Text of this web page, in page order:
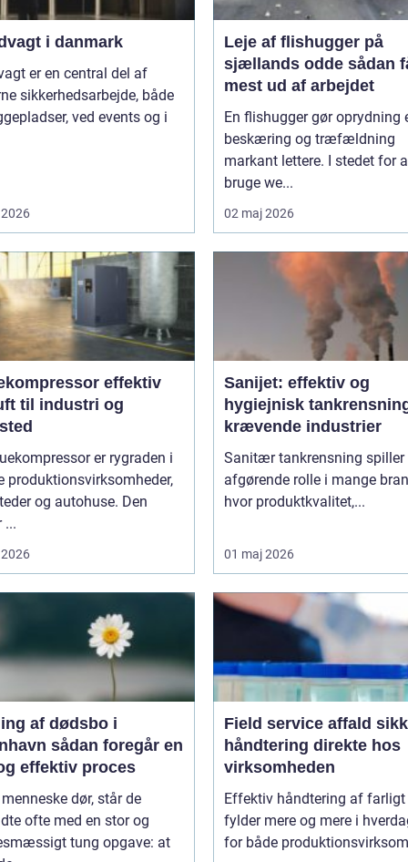
i danmark
er en central del af
sikkerhedsarbejde, både
ved events og i
Leje af flishugger på
sjællands odde sådan får du
mest ud af arbejdet
En flishugger gør oprydning
beskæring og træfældning
markant lettere. I stedet for
bruge we...
02 maj 2026
effektiv
til industri og
er rygraden i
produktionsvirksomheder,
og autohuse. Den
...
Sanijet: effektiv og
hygiejnisk
krævende industrier
Sanitær tankrensning spiller
afgørende rolle i mange
hvor produktkvalitet,...
01 maj 2026
af dødsbo i
foregår en
effektiv proces
dør, står de
ofte med en stor og
tung opgave: at
Field service affald sikker
håndtering direkte hos
virksomheden
Effektiv håndtering af
fylder mere og mere i
for både